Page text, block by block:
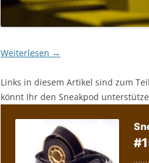
Weiterlesen →
Links in diesem Artikel sind zum
könnt Ihr den Sneakpod